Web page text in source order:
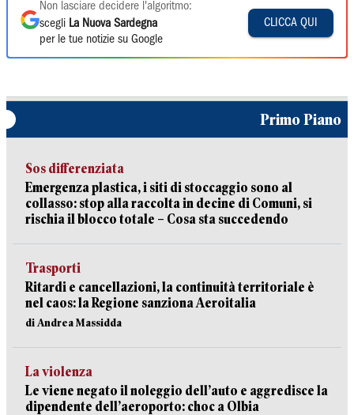
Non lasciare decidere l'algoritmo:
scegli La Nuova Sardegna
per le tue notizie su Google
CLICCA QUI
Primo Piano
Sos differenziata
Emergenza plastica, i siti di stoccaggio sono al
collasso: stop alla raccolta in decine di Comuni, si
rischia il blocco totale – Cosa sta succedendo
Trasporti
Ritardi e cancellazioni, la continuità territoriale è
nel caos: la Regione sanziona Aeroitalia
di Andrea Massidda
La violenza
Le viene negato il noleggio dell’auto e aggredisce la
dipendente dell’aeroporto: choc a Olbia